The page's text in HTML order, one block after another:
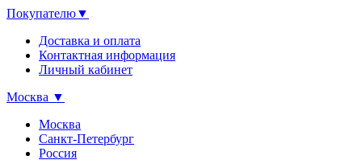
Покупателю▼
Доставка и оплата
Контактная информация
Личный кабинет
Москва ▼
Москва
Санкт-Петербург
Россия